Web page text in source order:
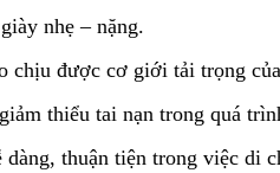
nhẹ – nặng.
chịu được cơ giới tải trọng
thiểu tai nạn trong quá
thuận tiện trong việc di